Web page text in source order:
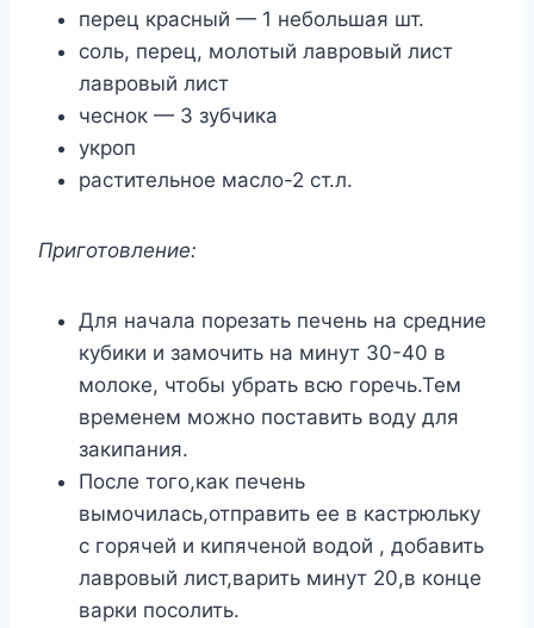
перец красный — 1 небольшая шт.
соль, перец, молотый лавровый лист
лавровый лист
чеснок — 3 зубчика
укроп
растительное масло-2 ст.л.
Приготовление:
Для начала порезать печень на средние
кубики и замочить на минут 30-40 в
молоке, чтобы убрать всю горечь.Тем
временем можно поставить воду для
закипания.
После того,как печень
вымочилась,отправить ее в кастрюльку
с горячей и кипяченой водой , добавить
лавровый лист,варить минут 20,в конце
варки посолить.